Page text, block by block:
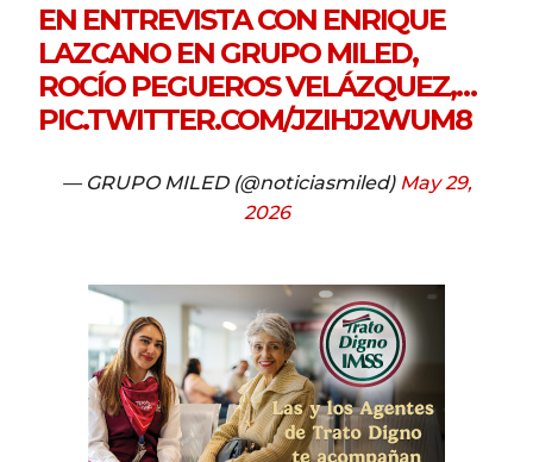
EN ENTREVISTA CON ENRIQUE
LAZCANO EN GRUPO MILED,
ROCÍO PEGUEROS VELÁZQUEZ,…
PIC.TWITTER.COM/JZIHJ2WUM8
— GRUPO MILED (@noticiasmiled) May 29,
2026